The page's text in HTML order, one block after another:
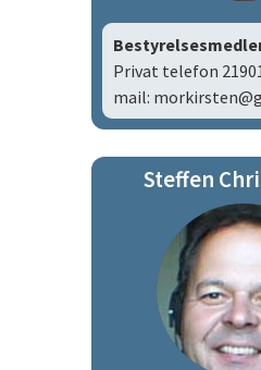
Privat telefon
mail:
Steffen